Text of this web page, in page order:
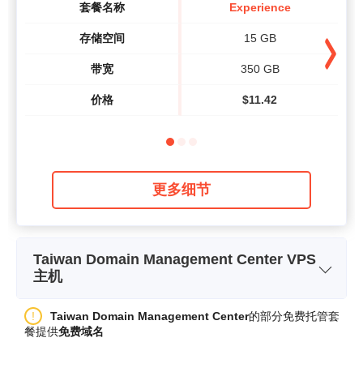
套餐名称
存储空间
带宽
价格
Experience
15 GB
350 GB
$11.42
更多细节
Taiwan Domain Management Center VPS
主机
套餐名称 VPS-Lite
Taiwan Domain Management Center的部分免费托管套
餐提供免费域名